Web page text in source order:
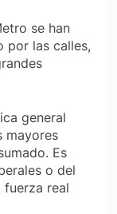
se han
por las calles,
general
mayores
Es
o del
fuerza real